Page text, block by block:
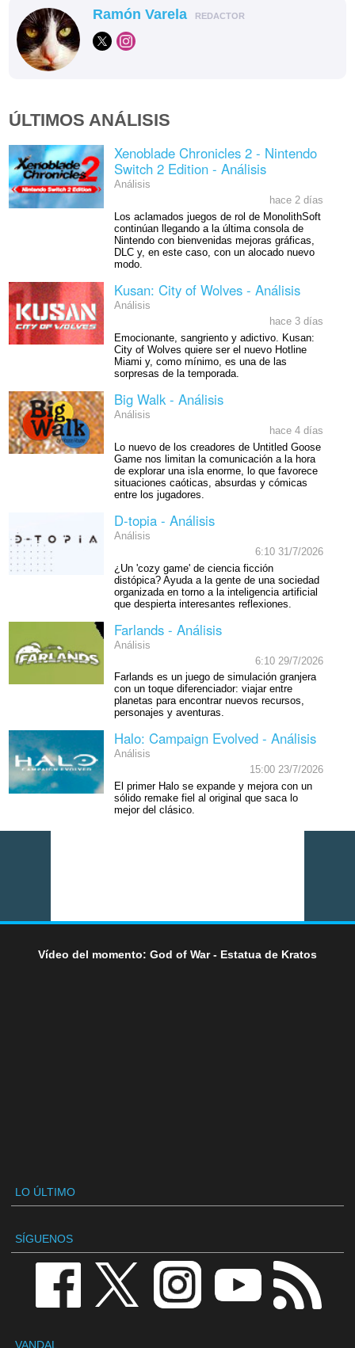
Ramón Varela REDACTOR
ÚLTIMOS ANÁLISIS
Xenoblade Chronicles 2 - Nintendo
Switch 2 Edition - Análisis
Análisis
hace 2 días
Los aclamados juegos de rol de MonolithSoft
continúan llegando a la última consola de
Nintendo con bienvenidas mejoras gráficas,
DLC y, en este caso, con un alocado nuevo
modo.
Kusan: City of Wolves - Análisis
Análisis
hace 3 días
Emocionante, sangriento y adictivo. Kusan:
City of Wolves quiere ser el nuevo Hotline
Miami y, como mínimo, es una de las
sorpresas de la temporada.
Big Walk - Análisis
Análisis
hace 4 días
Lo nuevo de los creadores de Untitled Goose
Game nos limitan la comunicación a la hora
de explorar una isla enorme, lo que favorece
situaciones caóticas, absurdas y cómicas
entre los jugadores.
D-topia - Análisis
Análisis
6:10 31/7/2026
¿Un 'cozy game' de ciencia ficción
distópica? Ayuda a la gente de una sociedad
organizada en torno a la inteligencia artificial
que despierta interesantes reflexiones.
Farlands - Análisis
Análisis
6:10 29/7/2026
Farlands es un juego de simulación granjera
con un toque diferenciador: viajar entre
planetas para encontrar nuevos recursos,
personajes y aventuras.
Halo: Campaign Evolved - Análisis
Análisis
15:00 23/7/2026
El primer Halo se expande y mejora con un
sólido remake fiel al original que saca lo
mejor del clásico.
Vídeo del momento: God of War - Estatua de Kratos
LO ÚLTIMO
SÍGUENOS
VANDAL